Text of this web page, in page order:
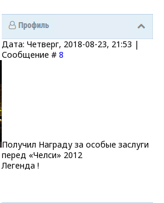
Дата: Четверг, 2018-08-23, 21:53 |
Сообщение # 8
Получил Награду за особые заслуги
перед «Челси» 2012
Легенда !